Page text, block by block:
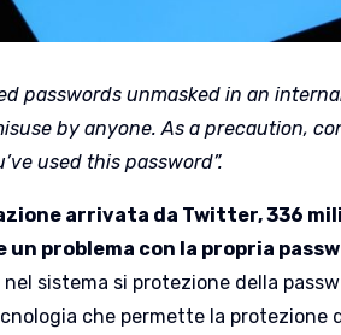
passwords unmasked in an
by anyone. As a precaution,
used this password”.
arrivata da Twitter, 336
problema con la propria
sistema si protezione della
che permette la protezione